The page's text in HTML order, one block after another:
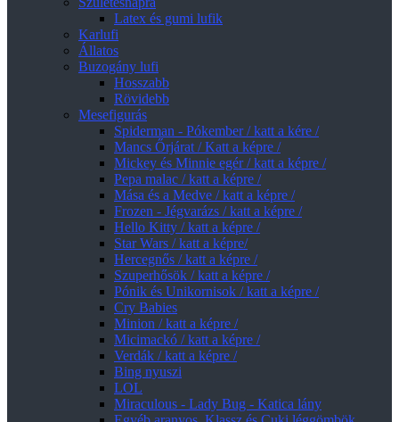
Latex és gumi lufik
Karlufi
Állatos
Buzogány lufi
Hosszabb
Rövidebb
Mesefigurás
Spiderman - Pókember / katt a kére /
Mancs Őrjárat / Katt a képre /
Mickey és Minnie egér / katt a képre /
Pepa malac / katt a képre /
Mása és a Medve / katt a képre /
Frozen - Jégvarázs / katt a képre /
Hello Kitty / katt a képre /
Star Wars / katt a képre/
Hercegnős / katt a képre /
Szuperhősök / katt a képre /
Pónik és Unikornisok / katt a képre /
Cry Babies
Minion / katt a képre /
Micimackó / katt a képre /
Verdák / katt a képre /
Bing nyuszi
LOL
Miraculous - Lady Bug - Katica lány